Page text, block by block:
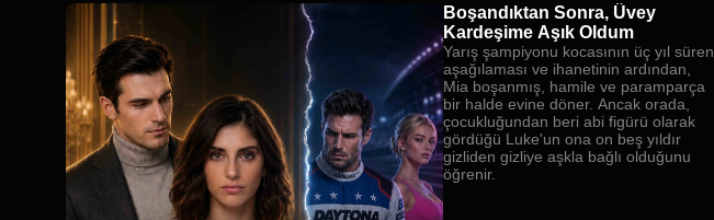
Boşandıktan Sonra, Üvey
Kardeşime Aşık Oldum
Yarış şampiyonu kocasının üç yıl süren
aşağılaması ve ihanetinin ardından,
Mia boşanmış, hamile ve paramparça
bir halde evine döner. Ancak orada,
çocukluğundan beri abi figürü olarak
gördüğü Luke'un ona on beş yıldır
gizliden gizliye aşkla bağlı olduğunu
öğrenir.